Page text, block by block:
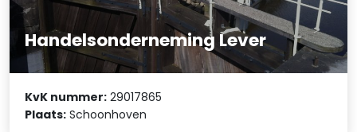
Handelsonderneming Lever
KvK nummer: 29017865
Plaats: Schoonhoven